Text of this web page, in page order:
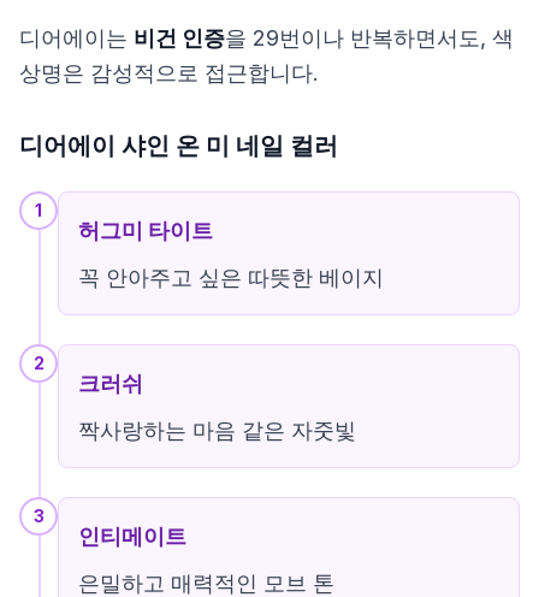
디어에이는 비건 인증을 29번이나 반복하면서도, 색
상명은 감성적으로 접근합니다.
디어에이 샤인 온 미 네일 컬러
1
허그미 타이트
꼭 안아주고 싶은 따뜻한 베이지
2
크러쉬
짝사랑하는 마음 같은 자줏빛
3
인티메이트
은밀하고 매력적인 모브 톤